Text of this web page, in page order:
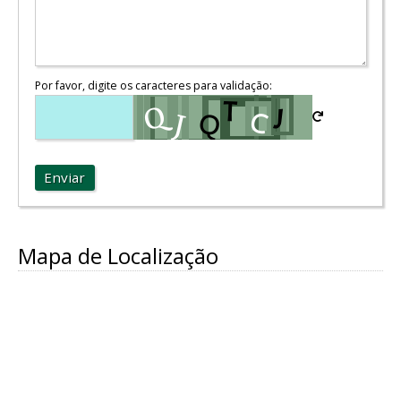
Por favor, digite os caracteres para validação:
Enviar
Mapa de Localização